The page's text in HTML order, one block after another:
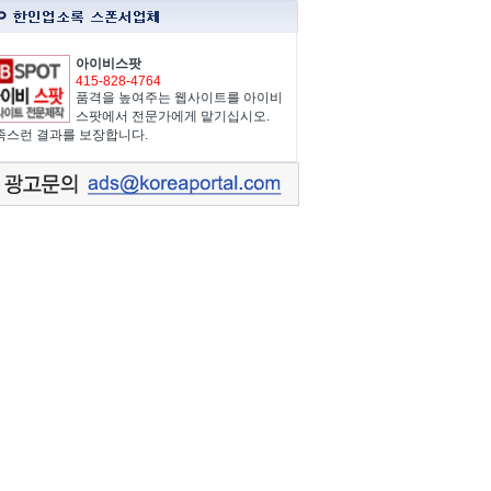
아이비스팟
415-828-4764
품격을 높여주는 웹사이트를 아이비
스팟에서 전문가에게 맡기십시오.
스런 결과를 보장합니다.